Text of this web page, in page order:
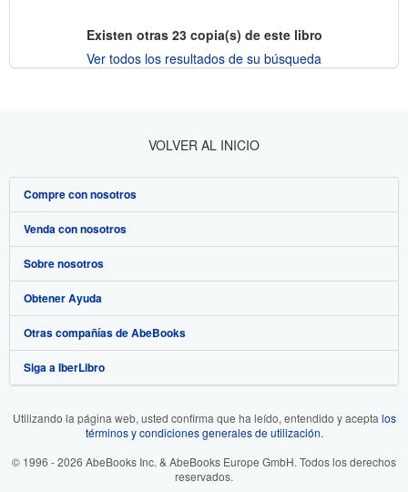
Existen otras 23copia(s) de este libro
Ver todos los resultados de su búsqueda
VOLVER AL INICIO
Compre con nosotros
Búsqueda avanzada
Colecciones
Mi cuenta
Mis pedidos
Ver carrito
Venda con nosotros
Comenzar a vender
Únase a nuestro programa de afiliados
Recomiende un vendedor
Sobre nosotros
Sobre IberLibro
Medios
Empleo
Preferencias de cookies
Aviso de cookies
Obtener Ayuda
Preguntas frecuentes y guías
Atención al Cliente
Otras compañías de AbeBooks
AbeBooks.com
AbeBooks.de
AbeBooks.fr
Siga a IberLibro
Utilizando la página web, usted confirma que ha leído, entendido y acepta los
términos y condiciones generales de utilización.
© 1996 - 2026 AbeBooks Inc. & AbeBooks Europe GmbH. Todos los derechos
reservados.